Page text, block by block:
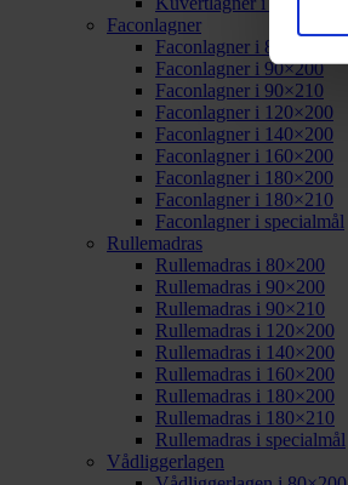
Faconlagner
Faconlagner i 80×200
Faconlagner i 90×200
Faconlagner i 90×210
Faconlagner i 120×200
Faconlagner i 140×200
Faconlagner i 160×200
Faconlagner i 180×200
Faconlagner i 180×210
Faconlagner i specialmål
Rullemadras
Rullemadras i 80×200
Rullemadras i 90×200
Rullemadras i 90×210
Rullemadras i 120×200
Rullemadras i 140×200
Rullemadras i 160×200
Rullemadras i 180×200
Rullemadras i 180×210
Rullemadras i specialmål
Vådliggerlagen